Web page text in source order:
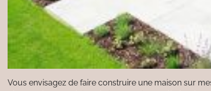
Vous envisagez de faire construire une maison sur